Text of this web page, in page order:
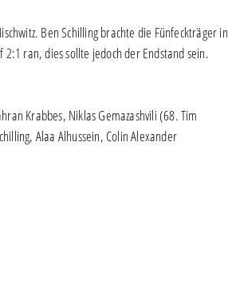
Ben Schilling brachte die Fünfeckträger in
ran, dies sollte jedoch der Endstand sein.
Krabbes, Niklas Gemazashvili (68. Tim
Alaa Alhussein, Colin Alexander